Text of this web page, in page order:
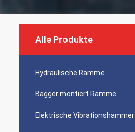
Alle Produkte
Hydraulische Ramme
Bagger montiert Ramme
Elektrische Vibrationshammer